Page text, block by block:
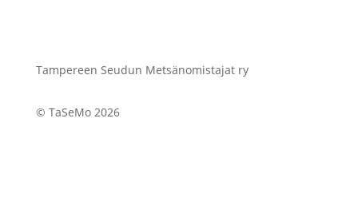
Tampereen Seudun Metsänomistajat ry
© TaSeMo 2026